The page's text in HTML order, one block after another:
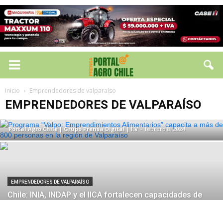
Inicio Emprendedores de valparaíso
EMPRENDEDORES DE VALPARAÍSO
Programa “Valpo: Emprendimientos
Alimentarios” capacita a más de 800
Portal Agro Chile | Grupo Prensa Digital | I.V - febrero 8, 2024
EMPRENDEDORES DE VALPARAÍSO
Chile: INIA, INDAP y el IICA fortalecen capacidades de